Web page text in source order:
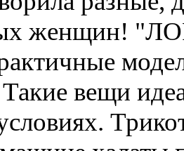
женщин!
вещи